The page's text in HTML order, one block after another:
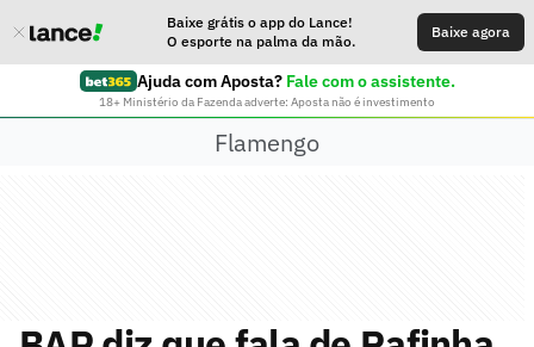
Baixe grátis o app do Lance!
O esporte na palma da mão.
Baixe agora
Ajuda com Aposta? Fale com o assistente.
18+ Ministério da Fazenda adverte: Aposta não é investimento
Flamengo